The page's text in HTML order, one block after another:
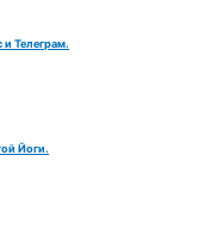
и Телеграм.
Йоги.